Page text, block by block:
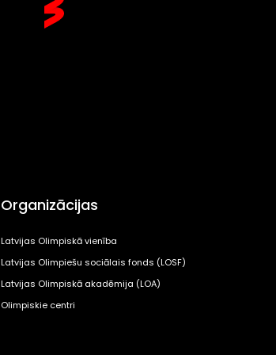
Organizācijas
Latvijas Olimpiskā vienība
Latvijas Olimpiešu sociālais fonds (LOSF)
Latvijas Olimpiskā akadēmija (LOA)
Olimpiskie centri